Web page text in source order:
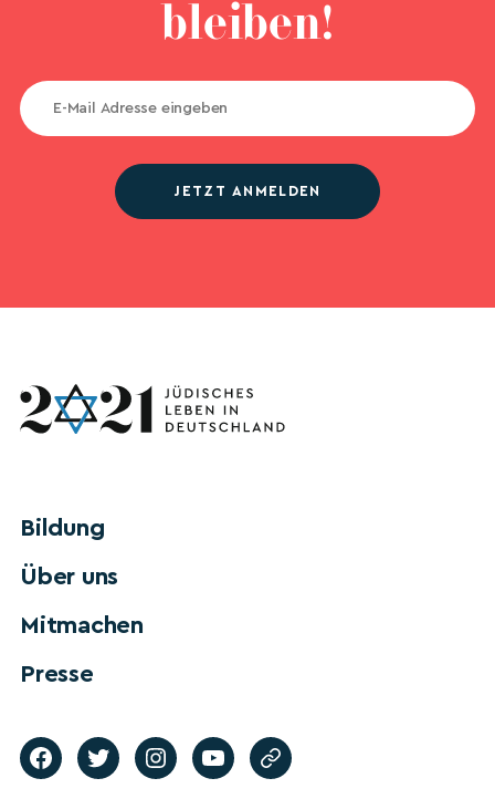
bleiben!
JETZT ANMELDEN
Bildung
Über uns
Mitmachen
Presse